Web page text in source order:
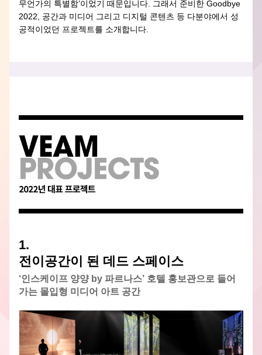
무언가의 특별함’이었기 때문입니다. 그래서 준비한 Goodbye
2022, 공간과 미디어 그리고 디지털 콘텐츠 등 다분야에서 성
공적이었던 프로젝트를 소개합니다.
1.
전이공간이 된 데드 스페이스
‘인스케이프 양양 by 파르나스’ 호텔 홍보관으로 들어
가는 몰입형 미디어 아트 공간